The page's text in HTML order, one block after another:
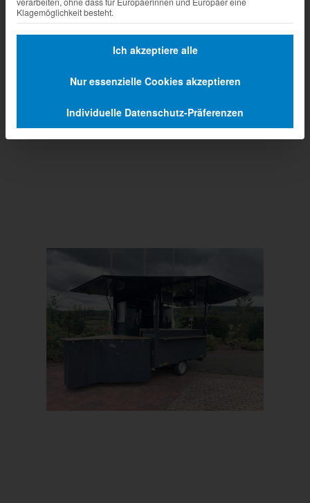
Next
Klagemöglichkeit besteht.
Ich akzeptiere alle
Nur essenzielle Cookies akzeptieren
Individuelle Datenschutz-Präferenzen